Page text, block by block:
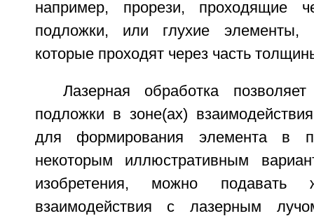
например, прорези, проходящие
подложки, или глухие элементы,
которые проходят через часть
Лазерная обработка
подложки в зоне(ах)
для формирования элемента в
некоторым иллюстративным
изобретения, можно подавать
взаимодействия с лазерным